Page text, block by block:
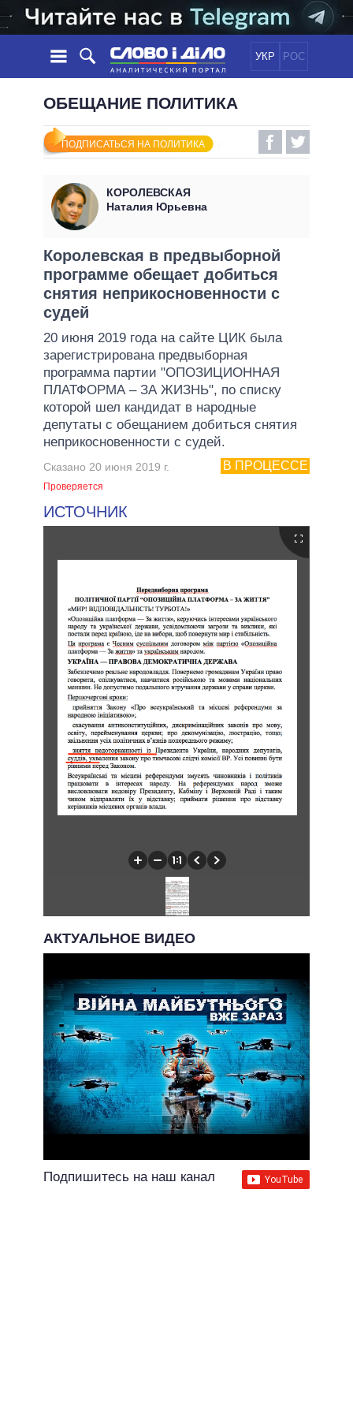
УКР РОС
НОВОСТИ
ЛЕНТА
СОБЫТИЯ
СТАТЬИ
МНЕНИЯ
ОБЗОРЫ
ДАЙДЖЕСТЫ
ПОЛИТИКА
ЭКОНОМИКА
МИР
ОБЕЩАНИЯ
ВСЕ ПОЛИТИКИ
ПРЕЗИДЕНТ И ОФИС
ВЕРХОВНАЯ РАДА
КАБИНЕТ МИНИСТРОВ
ГЛАВЫ ОБЛАДМИНИСТРАЦИЙ
МЭРЫ
ВСЕ ПЕРСОНЫ
ИНФОГРАФИКА
ПОДДЕРЖАТЬ
ОБЕЩАНИЕ ПОЛИТИКА
ПОДПИСАТЬСЯ НА ПОЛИТИКА
КОРОЛЕВСКАЯ
Наталия Юрьевна
Королевская в предвыборной
программе обещает добиться
снятия неприкосновенности с
судей
20 июня 2019 года на сайте ЦИК была
зарегистрирована предвыборная
программа партии "ОПОЗИЦИОННАЯ
ПЛАТФОРМА – ЗА ЖИЗНЬ", по списку
которой шел кандидат в народные
депутаты с обещанием добиться снятия
неприкосновенности с судей.
В ПРОЦЕССЕ
Сказано 20 июня 2019 г.
Проверяется
ИСТОЧНИК
АКТУАЛЬНОЕ ВИДЕО
Подпишитесь на наш канал